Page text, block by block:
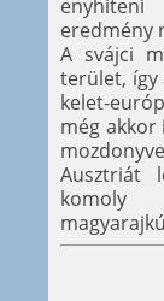
eredmény
A svájci
terület, így
kelet-
még akkor
Ausztriát
komoly